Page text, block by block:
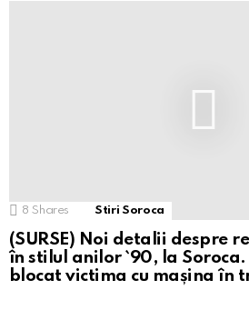
8 Shares Stiri Soroca
(SURSE) Noi detalii despre
în stilul anilor `90, la
blocat victima cu mașina în